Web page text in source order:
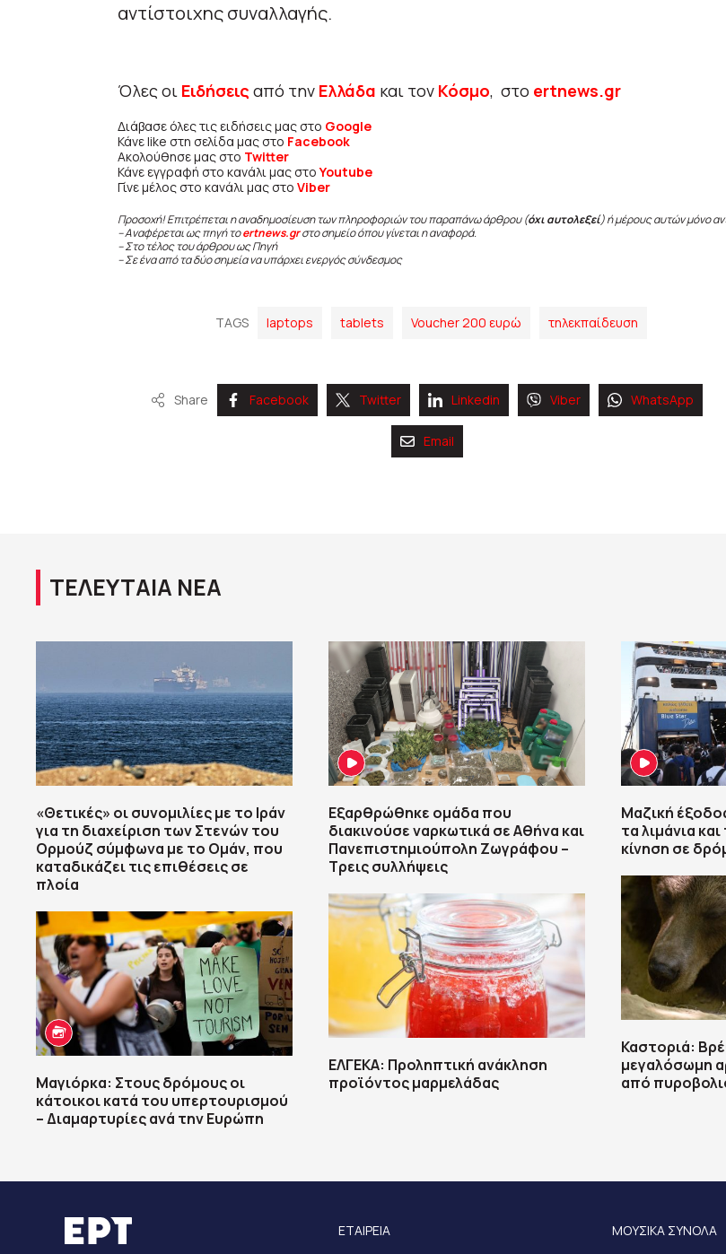
αντίστοιχης συναλλαγής.
Όλες οι Ειδήσεις από την Ελλάδα και τον Κόσμο, στο ertnews.gr
Διάβασε όλες τις ειδήσεις μας στο Google
Κάνε like στη σελίδα μας στο Facebook
Ακολούθησε μας στο Twitter
Κάνε εγγραφή στο κανάλι μας στοYoutube
Γίνε μέλος στο κανάλι μας στο Viber
Προσοχή! Επιτρέπεται η αναδημοσίευση των πληροφοριών του παραπάνω άρθρου (όχι αυτολεξεί) ή μέρους αυτών μόνο
– Αναφέρεται ως πηγή τοertnews.gr στο σημείο όπου γίνεται η αναφορά.
– Στο τέλος του άρθρου ως Πηγή
– Σε ένα από τα δύο σημεία να υπάρχει ενεργός σύνδεσμος
TAGS laptops tablets Voucher 200 ευρώ τηλεκπαίδευση
Share Facebook Twitter Linkedin Viber WhatsApp
Email
ΤΕΛΕΥΤΑΙΑ ΝΕΑ
«Θετικές» οι συνομιλίες με το Ιράν
για τη διαχείριση των Στενών του
Ορμούζ σύμφωνα με το Ομάν, που
καταδικάζει τις επιθέσεις σε
πλοία
Μαγιόρκα: Στους δρόμους οι
κάτοικοι κατά του υπερτουρισμού
– Διαμαρτυρίες ανά την Ευρώπη
Εξαρθρώθηκε ομάδα που
διακινούσε ναρκωτικά σε Αθήνα και
Πανεπιστημιούπολη Ζωγράφου –
Τρεις συλλήψεις
ΕΛΓΕΚΑ: Προληπτική ανάκληση
προϊόντος μαρμελάδας
Μαζική
τα λιμάνια
κίνηση σε
Καστοριά:
μεγαλόσωμη
από
ΕΤΑΙΡΕΙΑ ΜΟΥΣΙΚΑ ΣΥΝΟΛΑ